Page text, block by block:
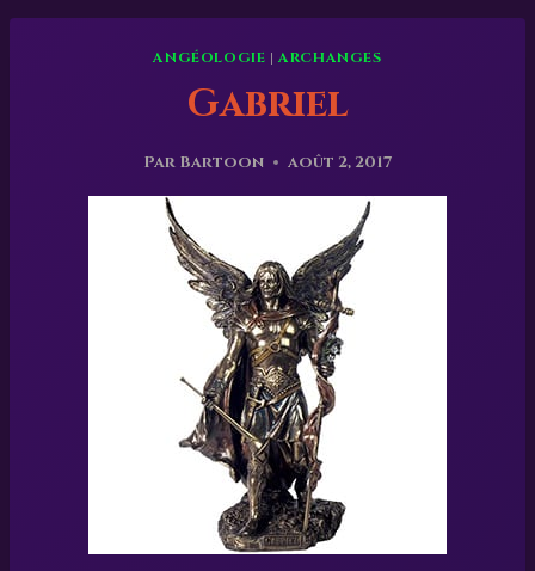
ANGÉOLOGIE |ARCHANGES
Gabriel
Par Bartoon août 2, 2017